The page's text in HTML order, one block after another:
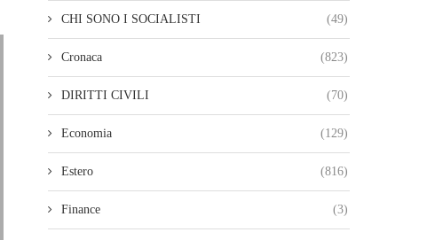
CHI SONO I SOCIALISTI (49)
Cronaca (823)
DIRITTI CIVILI (70)
Economia (129)
Estero (816)
Finance (3)